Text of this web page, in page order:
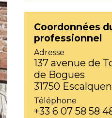
Coordonnées
professionnel
Adresse
137 avenue de
de Bogues
31750
Téléphone
+33 6 07 58 58